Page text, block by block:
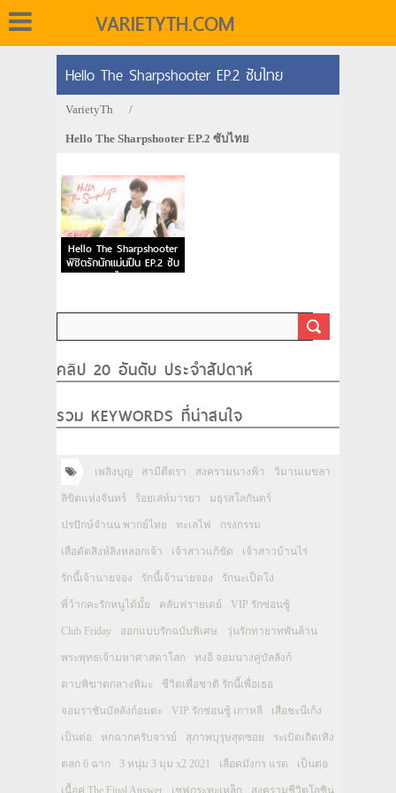
VARIETYTH.COM
Hello The Sharpshooter EP.2 ซับไทย
VarietyTh /
Hello The Sharpshooter EP.2 ซับไทย
Hello The Sharpshooter
พิชิตรักนักแม่นปืน EP.2 ซับ
ไทย
คลิป 20 อันดับ ประจำสัปดาห์
รวม KEYWORDS ที่น่าสนใจ
เพลิงบุญ สามีตีตรา สงครามนางฟ้า วิมานเมขลา
ลิขิตแห่งจันทร์ ร้อยเล่ห์มารยา มธุรสโลกันตร์
ปรปักษ์จำนน พากย์ไทย ทะเลไฟ กรงกรรม
เสือตัดสิงห์ลิงหลอกเจ้า เจ้าสาวแก้ขัด เจ้าสาวบ้านไร่
รักนี้เจ้านายจอง รักนี้เจ้านายจอง รักนะเป็ดโง่
พี่ว้ากคะรักหนูได้มั้ย คลับฟรายเดย์ VIP รักซ่อนชู้
Club Friday ออกแบบรักฉบับพิเศษ วุ่นรักทายาทพันล้าน
พระพุทธเจ้ามหาศาสดาโลก ทงอี จอมนางคู่บัลลังก์
ดาบพิฆาตกลางหิมะ ชีวิตเพื่อชาติ รักนี้เพื่อเธอ
จอมราชันบัลลังก์อมตะ VIP รักซ่อนชู้ เกาหลี เสือชะนีเก้ง
เป็นต่อ หกฉากครับจารย์ สุภาพบุรุษสุดซอย ระเบิดเถิดเทิง
ตลก 6 ฉาก 3 หนุ่ม 3 มุม x2 2021 เลือดมังกร แรด เป็นต่อ
เนื้อคู่ The Final Answer เชฟกระทะเหล็ก สงครามชีวิตโอชิน